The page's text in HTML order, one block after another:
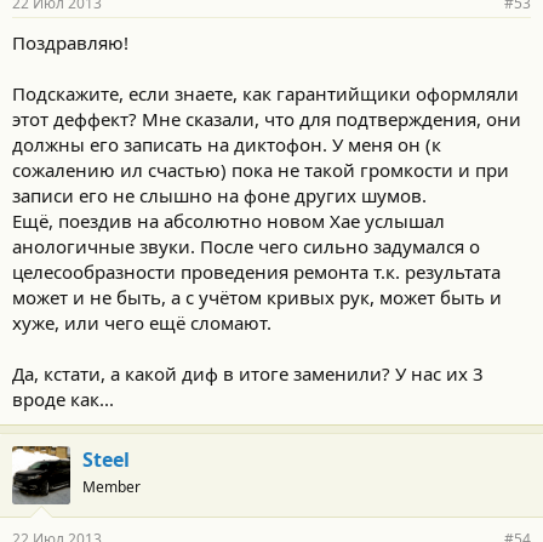
Поздравляю!
Подскажите, если знаете, как гарантийщики оформляли
этот деффект? Мне сказали, что для подтверждения, они
должны его записать на диктофон. У меня он (к
сожалению ил счастью) пока не такой громкости и при
записи его не слышно на фоне других шумов.
Ещё, поездив на абсолютно новом Хае услышал
анологичные звуки. После чего сильно задумался о
целесообразности проведения ремонта т.к. результата
может и не быть, а с учётом кривых рук, может быть и
хуже, или чего ещё сломают.
Да, кстати, а какой диф в итоге заменили? У нас их 3
вроде как...
Steel
Member